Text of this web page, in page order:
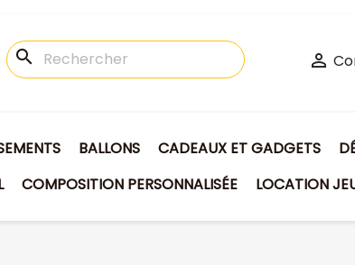
search 
BALLONS CADEAUX ET GADGETS
COMPOSITION PERSONNALISÉE LOCATION